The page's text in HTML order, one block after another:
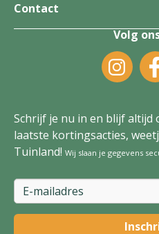
Contact
Volg
Schrijf je nu in en blijf altijd
laatste kortingsacties,
Tuinland! Wij slaan je gegevens